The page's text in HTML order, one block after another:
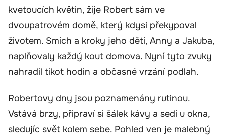
kvetoucích květin, žije Robert sám ve
dvoupatrovém domě, který kdysi překypoval
životem. Smích a kroky jeho dětí, Anny a Jakuba,
naplňovaly každý kout domova. Nyní tyto zvuky
nahradil tikot hodin a občasné vrzání podlah.
Robertovy dny jsou poznamenány rutinou.
Vstává brzy, připraví si šálek kávy a sedí u okna,
sledujíc svět kolem sebe. Pohled ven je malebný